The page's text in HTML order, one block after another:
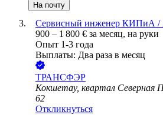
На почту
Сервисный инженер КИПиА
900 – 1 800 € за месяц, на руки
Опыт 1-3 года
Выплаты: Два раза в месяц
ТРАНСФЭР
Кокшетау, квартал Северная
62
Откликнуться